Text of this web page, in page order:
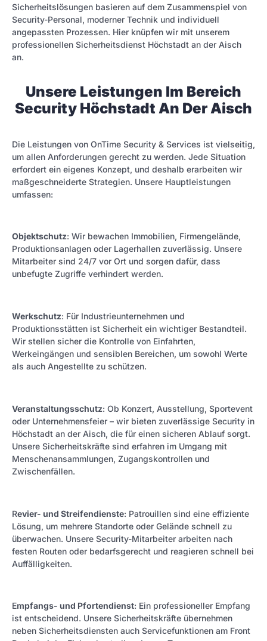
Sicherheitslösungen basieren auf dem Zusammenspiel von
Security-Personal, moderner Technik und individuell
angepassten Prozessen. Hier knüpfen wir mit unserem
professionellen Sicherheitsdienst Höchstadt an der Aisch
an.
Unsere Leistungen Im Bereich
Security Höchstadt An Der Aisch
Die Leistungen von OnTime Security & Services ist vielseitig,
um allen Anforderungen gerecht zu werden. Jede Situation
erfordert ein eigenes Konzept, und deshalb erarbeiten wir
maßgeschneiderte Strategien. Unsere Hauptleistungen
umfassen:
Objektschutz: Wir bewachen Immobilien, Firmengelände,
Produktionsanlagen oder Lagerhallen zuverlässig. Unsere
Mitarbeiter sind 24/7 vor Ort und sorgen dafür, dass
unbefugte Zugriffe verhindert werden.
Werkschutz: Für Industrieunternehmen und
Produktionsstätten ist Sicherheit ein wichtiger Bestandteil.
Wir stellen sicher die Kontrolle von Einfahrten,
Werkeingängen und sensiblen Bereichen, um sowohl Werte
als auch Angestellte zu schützen.
Veranstaltungsschutz: Ob Konzert, Ausstellung, Sportevent
oder Unternehmensfeier – wir bieten zuverlässige Security in
Höchstadt an der Aisch, die für einen sicheren Ablauf sorgt.
Unsere Sicherheitskräfte sind erfahren im Umgang mit
Menschenansammlungen, Zugangskontrollen und
Zwischenfällen.
Revier- und Streifendienste: Patrouillen sind eine effiziente
Lösung, um mehrere Standorte oder Gelände schnell zu
überwachen. Unsere Security-Mitarbeiter arbeiten nach
festen Routen oder bedarfsgerecht und reagieren schnell bei
Auffälligkeiten.
Empfangs- und Pfortendienst: Ein professioneller Empfang
ist entscheidend. Unsere Sicherheitskräfte übernehmen
neben Sicherheitsdiensten auch Servicefunktionen am Front